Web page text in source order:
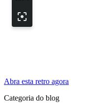
Abra esta retro agora
Categoria do blog